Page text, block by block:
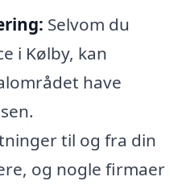
Selvom du
i Kølby, kan
have
til og fra din
og nogle firmaer